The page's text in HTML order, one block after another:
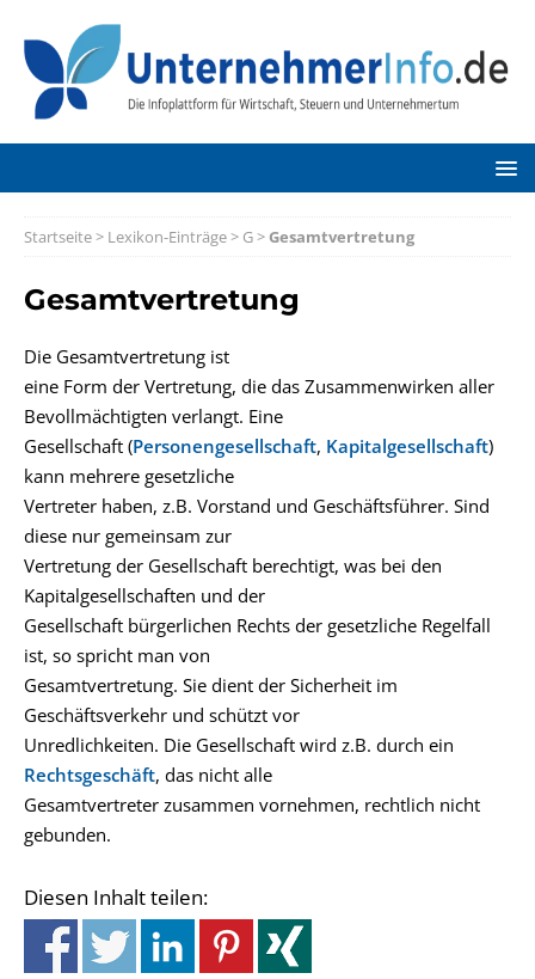
Startseite> Lexikon-Einträge> G> Gesamtvertretung
Gesamtvertretung
Die Gesamtvertretung ist
eine Form der Vertretung, die das Zusammenwirken aller
Bevollmächtigten verlangt. Eine
Gesellschaft (Personengesellschaft, Kapitalgesellschaft)
kann mehrere gesetzliche
Vertreter haben, z.B. Vorstand und Geschäftsführer. Sind
diese nur gemeinsam zur
Vertretung der Gesellschaft berechtigt, was bei den
Kapitalgesellschaften und der
Gesellschaft bürgerlichen Rechts der gesetzliche Regelfall
ist, so spricht man von
Gesamtvertretung. Sie dient der Sicherheit im
Geschäftsverkehr und schützt vor
Unredlichkeiten. Die Gesellschaft wird z.B. durch ein
Rechtsgeschäft, das nicht alle
Gesamtvertreter zusammen vornehmen, rechtlich nicht
gebunden.
Diesen Inhalt teilen: